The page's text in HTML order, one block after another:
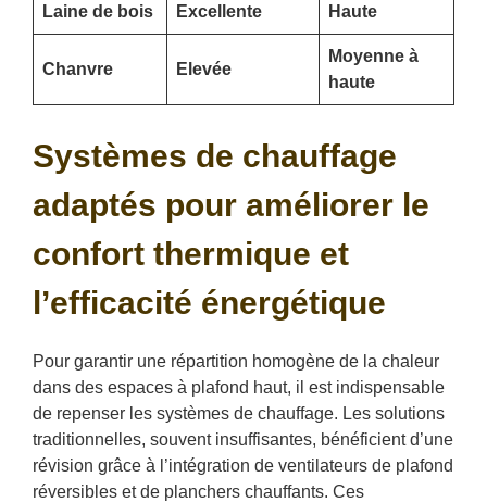
Laine de bois Excellente Haute
Chanvre Elevée
Moyenne à
haute
Systèmes de chauffage
adaptés pour améliorer le
confort thermique et
l’efficacité énergétique
Pour garantir une répartition homogène de la chaleur
dans des espaces à plafond haut, il est indispensable
de repenser les systèmes de chauffage. Les solutions
traditionnelles, souvent insuffisantes, bénéficient d’une
révision grâce à l’intégration de ventilateurs de plafond
réversibles et de planchers chauffants. Ces